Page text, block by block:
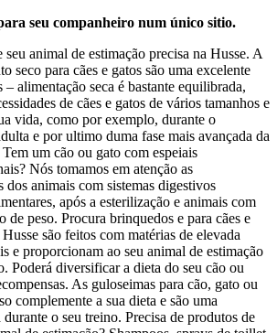
seu companheiro num único sitio.
animal de estimação precisa na Husse. A
seco para cães e gatos são uma excelente
– alimentação seca é bastante equilibrada,
de cães e gatos de vários tamanhos e
vida, como por exemplo, durante o
e por ultimo duma fase mais avançada da
um cão ou gato com espeiais
Nós tomamos em atenção as
dos animais com sistemas digestivos
após a esterilização e animais com
de peso. Procura brinquedos e para cães e
são feitos com matérias de elevada
e proporcionam ao seu animal de estimação
Poderá diversificar a dieta do seu cão ou
As guloseimas para cão, gato ou
complemente a sua dieta e são uma
durante o seu treino. Precisa de produtos de